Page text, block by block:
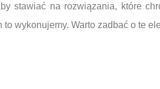
stawiać na rozwiązania, które
wykonujemy. Warto zadbać o te